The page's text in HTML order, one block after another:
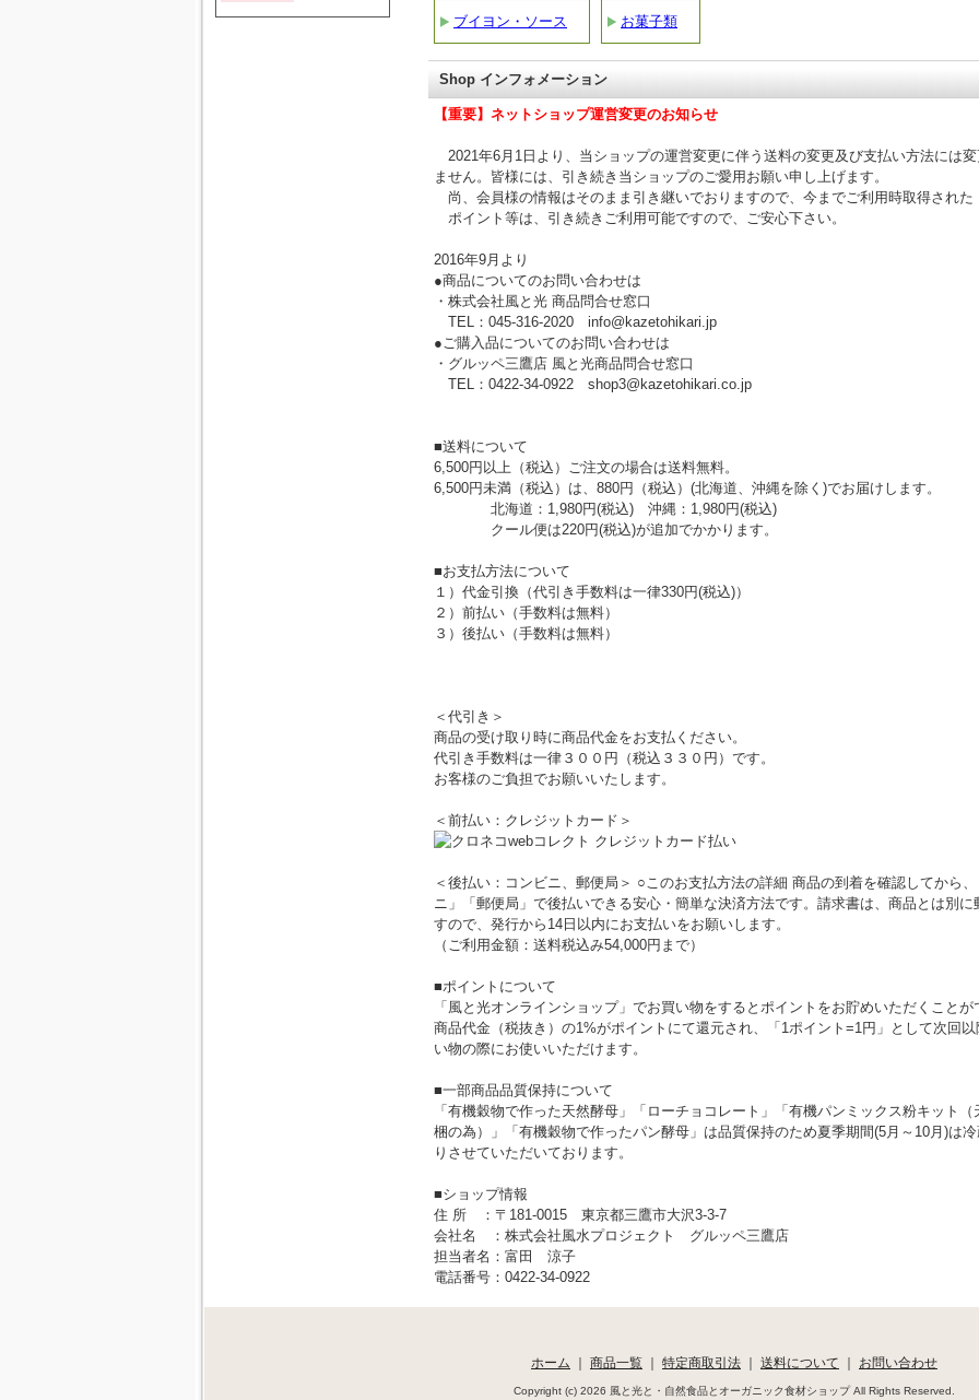
ブイヨン・ソース お菓子類
Shop インフォメーション
【重要】ネットショップ運営変更のお知らせ
2021年6月1日より、当ショップの運営変更に伴う送料の変更及び支払い方法には
ません。皆様には、引き続き当ショップのご愛用お願い申し上げます。
尚、会員様の情報はそのまま引き継いでおりますので、今までご利用時取得された
ポイント等は、引き続きご利用可能ですので、ご安心下さい。
2016年9月より
●商品についてのお問い合わせは
・株式会社風と光 商品問合せ窓口
TEL：045-316-2020 info@kazetohikari.jp
●ご購入品についてのお問い合わせは
・グルッペ三鷹店 風と光商品問合せ窓口
TEL：0422-34-0922 shop3@kazetohikari.co.jp
■送料について
6,500円以上（税込）ご注文の場合は送料無料。
6,500円未満（税込）は、880円（税込）(北海道、沖縄を除く)でお届けします。
北海道：1,980円(税込) 沖縄：1,980円(税込)
クール便は220円(税込)が追加でかかります。
■お支払方法について
１）代金引換（代引き手数料は一律330円(税込)）
２）前払い（手数料は無料）
３）後払い（手数料は無料）
＜代引き＞
商品の受け取り時に商品代金をお支払ください。
代引き手数料は一律３００円（税込３３０円）です。
お客様のご負担でお願いいたします。
＜前払い：クレジットカード＞
＜後払い：コンビニ、郵便局＞ ○このお支払方法の詳細 商品の到着を確認してから
ニ」「郵便局」で後払いできる安心・簡単な決済方法です。請求書は、商品とは別に
すので、発行から14日以内にお支払いをお願いします。
（ご利用金額：送料税込み54,000円まで）
■ポイントについて
「風と光オンラインショップ」でお買い物をするとポイントをお貯めいただくことが
商品代金（税抜き）の1%がポイントにて還元され、「1ポイント=1円」として次回
い物の際にお使いいただけます。
■一部商品品質保持について
「有機穀物で作った天然酵母」「ローチョコレート」「有機パンミックス粉キット（
梱の為）」「有機穀物で作ったパン酵母」は品質保持のため夏季期間(5月～10月)は
りさせていただいております。
■ショップ情報
住 所 ：〒181-0015 東京都三鷹市大沢3-3-7
会社名 ：株式会社風水プロジェクト グルッペ三鷹店
担当者名：富田 涼子
電話番号：0422-34-0922
ホーム ｜ 商品一覧 ｜ 特定商取引法 ｜ 送料について ｜ お問い合わせ
Copyright (c) 2026 風と光と・自然食品とオーガニック食材ショップ All Rights Reserved.